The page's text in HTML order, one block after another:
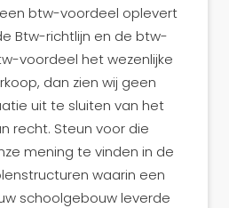
btw-voordeel oplevert
Btw-richtlijn en de btw-
voordeel het wezenlijke
dan zien wij geen
uit te sluiten van het
recht. Steun voor die
mening te vinden in de
waarin een
schoolgebouw leverde